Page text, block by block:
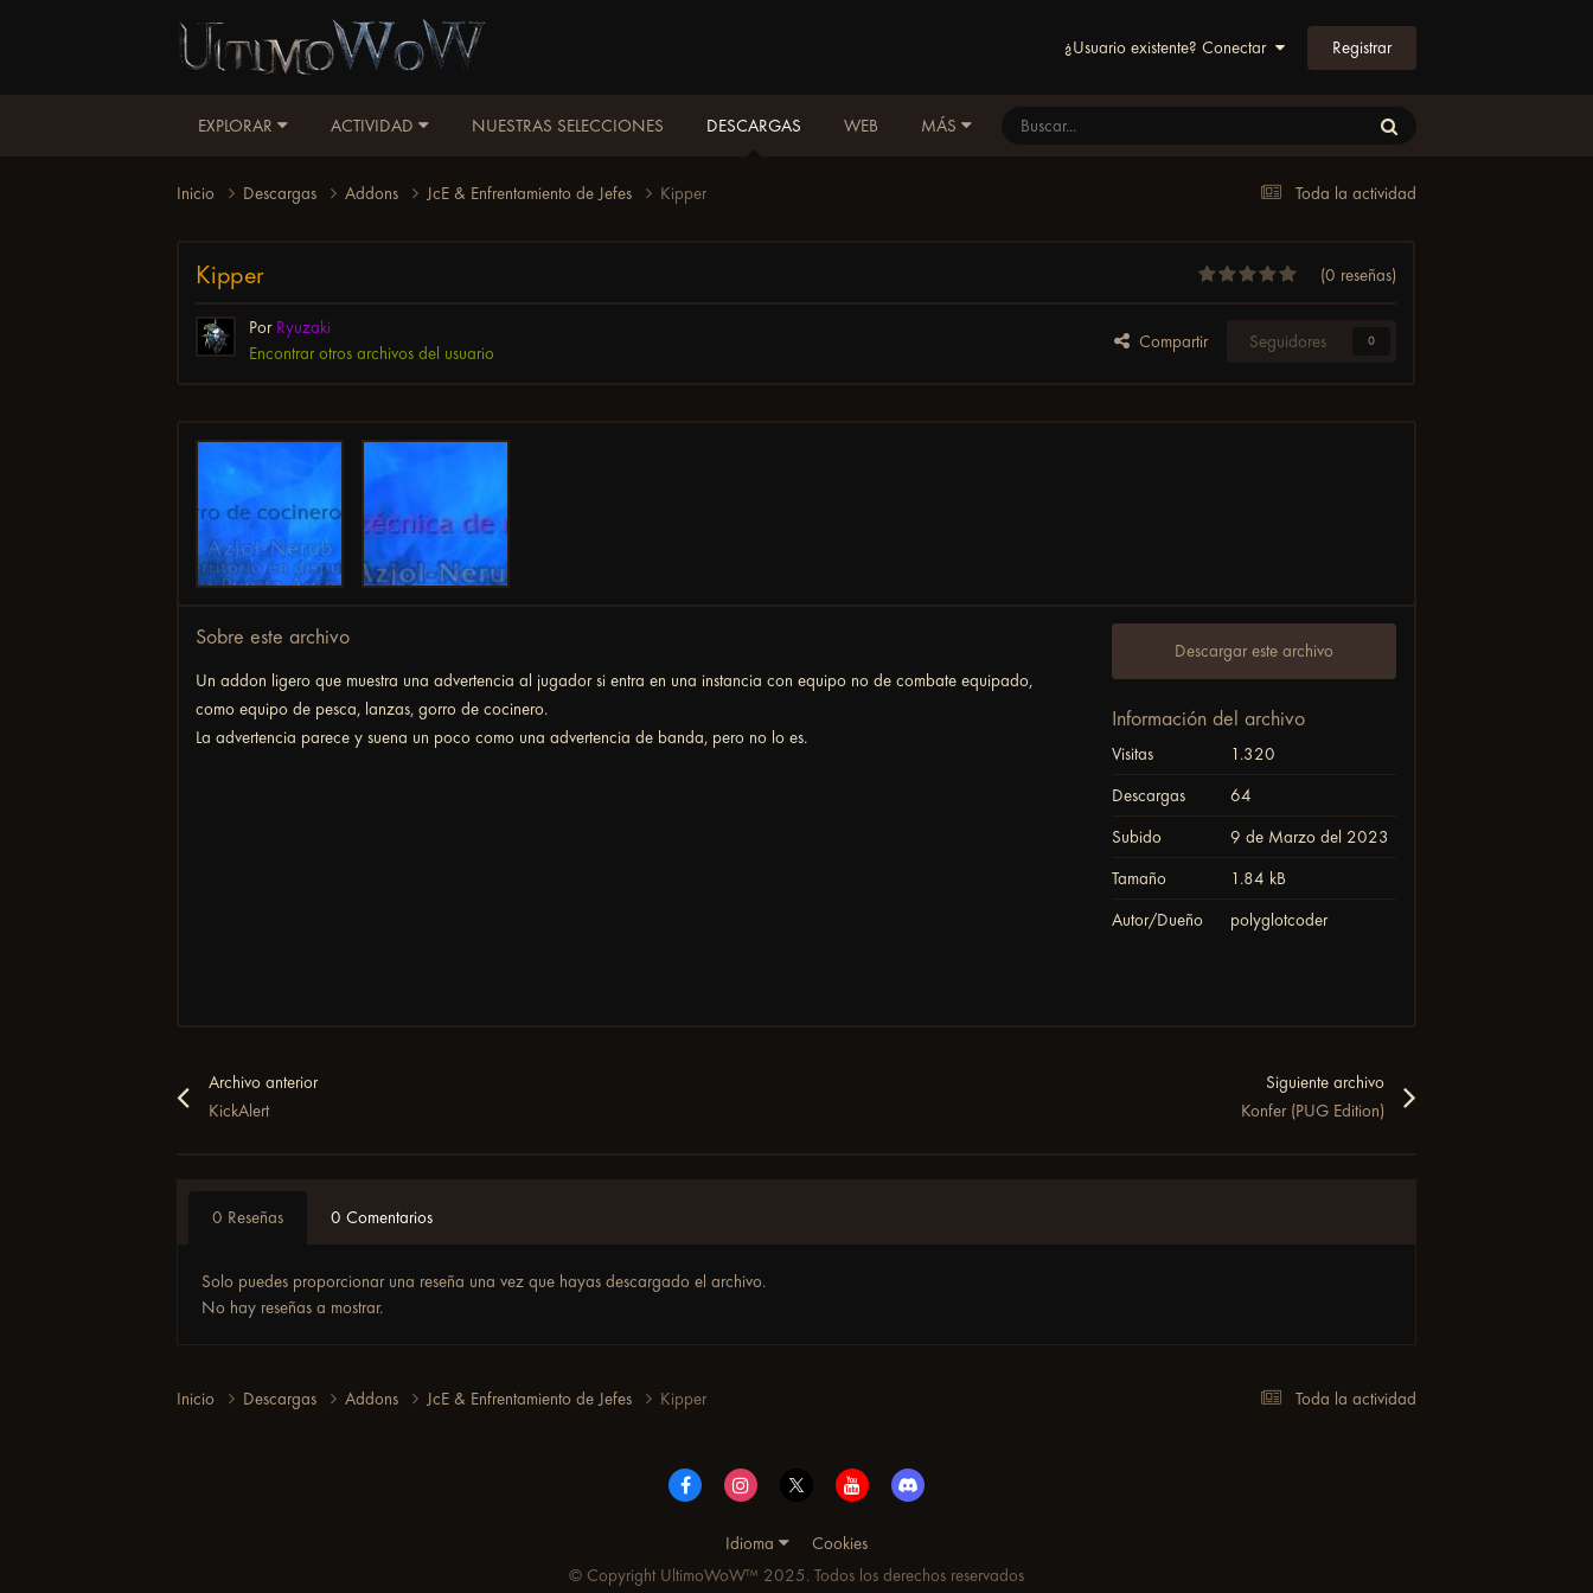
¿Usuario existente? Conectar Registrar
EXPLORAR ACTIVIDAD NUESTRAS SELECCIONES DESCARGAS WEB MÁS
Toda la actividad
Inicio Descargas Addons JcE & Enfrentamiento de Jefes Kipper
Kipper (0 reseñas)
Por Ryuzaki
Encontrar otros archivos del usuario
Compartir Seguidores 0
Sobre este archivo
Un addon ligero que muestra una advertencia al jugador si entra en una instancia con equipo no de combate equipado,
como equipo de pesca, lanzas, gorro de cocinero.
La advertencia parece y suena un poco como una advertencia de banda, pero no lo es.
Descargar este archivo
Información del archivo
Visitas
1.320
Descargas
64
Subido
9 de Marzo del 2023
Tamaño
1.84 kB
Autor/Dueño
polyglotcoder
Archivo anterior
KickAlert
Siguiente archivo
Konfer (PUG Edition)
0 Reseñas 0 Comentarios
Solo puedes proporcionar una reseña una vez que hayas descargado el archivo.
No hay reseñas a mostrar.
Toda la actividad
Inicio Descargas Addons JcE & Enfrentamiento de Jefes Kipper
Idioma
Cookies
© Copyright UltimoWoW™ 2025. Todos los derechos reservados